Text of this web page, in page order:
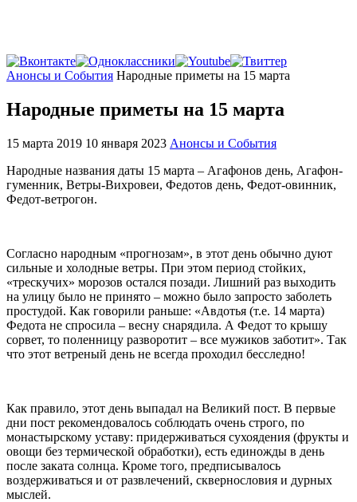
Главная
Анонсы и События Народные приметы на 15 марта
Народные приметы на 15 марта
15 марта 2019 10 января 2023 Анонсы и События
Народные названия даты 15 марта – Агафонов день, Агафон-
гуменник, Ветры-Вихровеи, Федотов день, Федот-овинник,
Федот-ветрогон.
Согласно народным «прогнозам», в этот день обычно дуют
сильные и холодные ветры. При этом период стойких,
«трескучих» морозов остался позади. Лишний раз выходить
на улицу было не принято – можно было запросто заболеть
простудой. Как говорили раньше: «Авдотья (т.е. 14 марта)
Федота не спросила – весну снарядила. А Федот то крышу
сорвет, то поленницу разворотит – все мужиков заботит». Так
что этот ветреный день не всегда проходил бесследно!
Как правило, этот день выпадал на Великий пост. В первые
дни пост рекомендовалось соблюдать очень строго, по
монастырскому уставу: придерживаться сухоядения (фрукты и
овощи без термической обработки), есть единожды в день
после заката солнца. Кроме того, предписывалось
воздерживаться и от развлечений, сквернословия и дурных
мыслей.